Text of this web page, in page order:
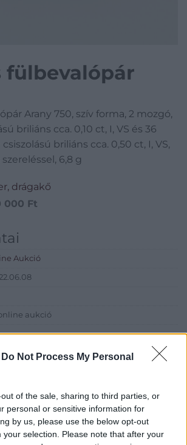
Do Not Process My Personal
of the sale, sharing to third parties, or
personal or sensitive information for
by us, please use the below opt-out
your selection. Please note that after your
fülbevalópár
Arany 750, szív forma, 2 mozgó,
briliáns cca. 0,10 ct, I, VS és 36
briliáns cca. 0,50 ct, I, VS,
6,8 g
drágakő
000 Ft
Aukció
aukció
Eladó:BÁV ART Aukciósház és
Galéria
Cím: BÁV ZRt.
1027 Budapest, Csalogány u.